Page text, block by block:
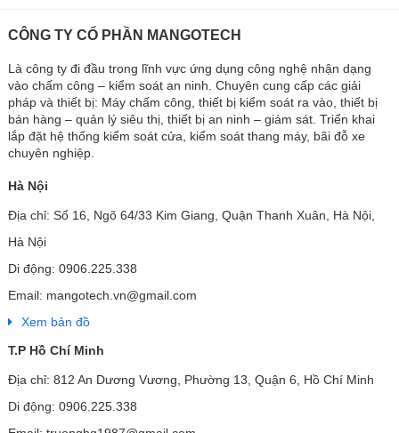
CÔNG TY CỔ PHẦN MANGOTECH
Là công ty đi đầu trong lĩnh vực ứng dụng công nghệ nhận dạng
vào chấm công – kiểm soát an ninh. Chuyên cung cấp các giải
pháp và thiết bị: Máy chấm công, thiết bị kiểm soát ra vào, thiết bị
bán hàng – quản lý siêu thị, thiết bị an ninh – giám sát. Triển khai
lắp đặt hệ thống kiểm soát cửa, kiểm soát thang máy, bãi đỗ xe
chuyên nghiệp.
Hà Nội
Địa chỉ: Số 16, Ngõ 64/33 Kim Giang, Quận Thanh Xuân, Hà Nội,
Hà Nội
Di động: 0906.225.338
Email: mangotech.vn@gmail.com
Xem bản đồ
T.P Hồ Chí Minh
Địa chỉ: 812 An Dương Vương, Phường 13, Quận 6, Hồ Chí Minh
Di động: 0906.225.338